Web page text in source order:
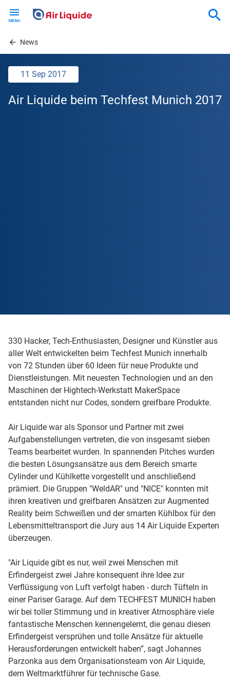
contentNews
11 Sep 2017
Air Liquide beim Techfest Munich 2017
330 Hacker, Tech-Enthusiasten, Designer und Künstler aus
aller Welt entwickelten beim Techfest Munich innerhalb
von 72 Stunden über 60 Ideen für neue Produkte und
Dienstleistungen. Mit neuesten Technologien und an den
Maschinen der Hightech-Werkstatt MakerSpace
entstanden nicht nur Codes, sondern greifbare Produkte.
Air Liquide war als Sponsor und Partner mit zwei
Aufgabenstellungen vertreten, die von insgesamt sieben
Teams bearbeitet wurden. In spannenden Pitches wurden
die besten Lösungsansätze aus dem Bereich smarte
Cylinder und Kühlkette vorgestellt und anschließend
prämiert. Die Gruppen "WeldAR" und "NICE" konnten mit
ihren kreativen und greifbaren Ansätzen zur Augmented
Reality beim Schweißen und der smarten Kühlbox für den
Lebensmitteltransport die Jury aus 14 Air Liquide Experten
überzeugen.
"Air Liquide gibt es nur, weil zwei Menschen mit
Erfindergeist zwei Jahre konsequent ihre Idee zur
Verflüssigung von Luft verfolgt haben - durch Tüfteln in
einer Pariser Garage. Auf dem TECHFEST MUNICH haben
wir bei toller Stimmung und in kreativer Atmosphäre viele
fantastische Menschen kennengelernt, die genau diesen
Erfindergeist versprühen und tolle Ansätze für aktuelle
Herausforderungen entwickelt haben”, sagt Johannes
Parzonka aus dem Organisationsteam von Air Liquide,
dem Weltmarktführer für technische Gase.